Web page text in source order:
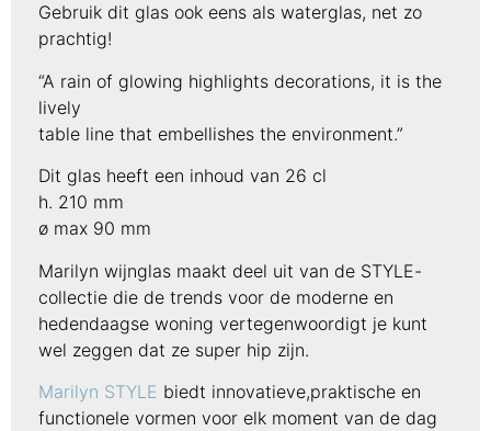
Gebruik dit glas ook eens als waterglas, net zo
prachtig!
“A rain of glowing highlights decorations, it is the
lively
table line that embellishes the environment.”
Dit glas heeft een inhoud van 26 cl
h. 210 mm
ø max 90 mm
Marilyn wijnglas maakt deel uit van de STYLE-
collectie die de trends voor de moderne en
hedendaagse woning vertegenwoordigt je kunt
wel zeggen dat ze super hip zijn.
Marilyn STYLE biedt innovatieve,praktische en
functionele vormen voor elk moment van de dag